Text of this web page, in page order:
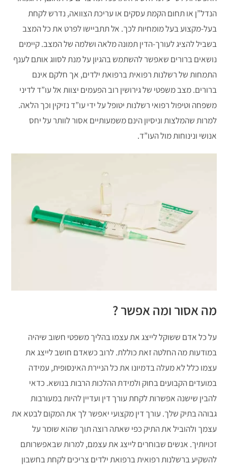
הנדל”ן או תחום הקמת עסקים או עריכת הצוואה, נדרש לקחת
בעל-מקצוע בעל מומחיות לכך. אל תתביישו לפרט את כל המצב
בשביל להציג לעורך-הדין תמונה מלאה ושלמה של המצב. קיימים
נושאים ברורים שאפשר להשתמש בהגיון על מנת לסווג אותם לענף
התמחות של רשלנות רפואית ברפואת ילדים, אך חלקם אינם
ברורים. מצב משפטי של גירושין רוב הפעמים יצוות אל עו”ד לדיני
משפחה וטיפול רפואי רשלנות יטופל על ידי עו”ד נזיקין וכך הלאה.
למרות שהמלצות וניסיון הינם משמעותיים אסור לוותר על יחס
אנושי ונינוחות מול העו”ד.
מה אסור ומה אפשר ?
על כל אדם ששוקל לייצג את עצמו בהליך משפטי חשוב שיהיה
במודעות מה החלטה זאת כוללת. לרוב כשאדם חושב לייצג את
עצמו כלל לא מעלה בדמיונו את כל הניירת האינסופית, עמידה
במועדים הקבועים בחוק ולמידת ההלכות הרבות בנושא. כדאי
להבין שישנה אפשרות לקחת עורך דין ועדיין להיות במעורבות
גבוהה בתיק שלך. עורך דין מקצועי יאפשר לך את המקום לבטא את
עצמך ולהוביל את התיק כפי שאתה רוצה תוך שהוא שומר על
זכויותיך. אנשים שבוחרים לייצג את עצמם, למרות שבאפשרותם
להשקיע ברשלנות רפואית ברפואת ילדים צריכים לקחת בחשבון